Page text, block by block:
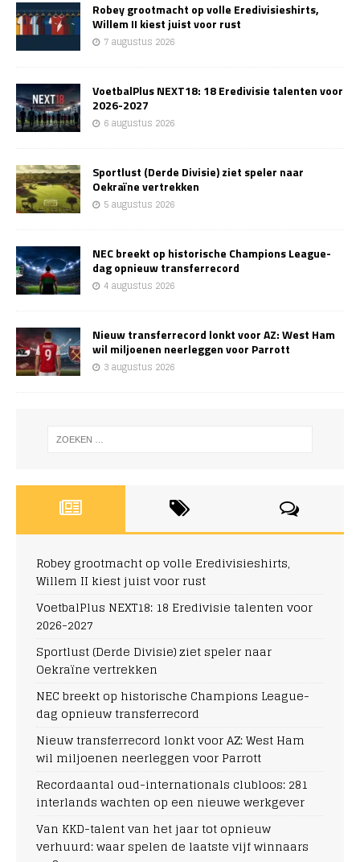
Robey grootmacht op volle Eredivisieshirts,
Willem II kiest juist voor rust
7 augustus 2026
VoetbalPlus NEXT18: 18 Eredivisie talenten voor
2026-2027
6 augustus 2026
Sportlust (Derde Divisie) ziet speler naar
Oekraïne vertrekken
5 augustus 2026
NEC breekt op historische Champions League-
dag opnieuw transferrecord
4 augustus 2026
Nieuw transferrecord lonkt voor AZ: West Ham
wil miljoenen neerleggen voor Parrott
3 augustus 2026
Robey grootmacht op volle Eredivisieshirts,
Willem II kiest juist voor rust
VoetbalPlus NEXT18: 18 Eredivisie talenten voor
2026-2027
Sportlust (Derde Divisie) ziet speler naar
Oekraïne vertrekken
NEC breekt op historische Champions League-
dag opnieuw transferrecord
Nieuw transferrecord lonkt voor AZ: West Ham
wil miljoenen neerleggen voor Parrott
Recordaantal oud-internationals clubloos: 281
interlands wachten op een nieuwe werkgever
Van KKD-talent van het jaar tot opnieuw
verhuurd: waar spelen de laatste vijf winnaars